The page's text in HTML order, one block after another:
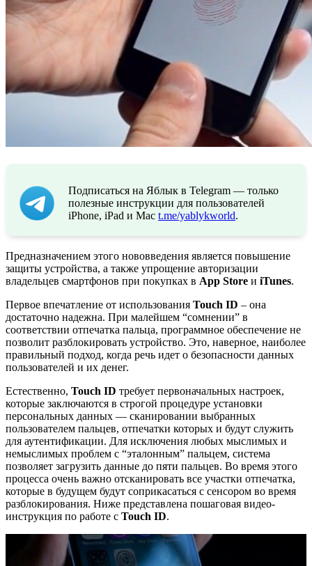
Подписаться на Яблык в Telegram — только
полезные инструкции для пользователей
iPhone, iPad и Mac t.me/yablykworld.
Предназначением этого нововведения является повышение
защиты устройства, а также упрощение авторизации
владельцев смартфонов при покупках в App Store и iTunes.
Первое впечатление от использования Touch ID – она
достаточно надежна. При малейшем “сомнении” в
соответствии отпечатка пальца, программное обеспечение не
позволит разблокировать устройство. Это, наверное, наиболее
правильный подход, когда речь идет о безопасности данных
пользователей и их денег.
Естественно, Touch ID требует первоначальных настроек,
которые заключаются в строгой процедуре установки
персональных данных — сканировании выбранных
пользователем пальцев, отпечатки которых и будут служить
для аутентификации. Для исключения любых мыслимых и
немыслимых проблем с “эталонным” пальцем, система
позволяет загрузить данные до пяти пальцев. Во время этого
процесса очень важно отсканировать все участки отпечатка,
которые в будущем будут соприкасаться с сенсором во время
разблокирования. Ниже представлена пошаговая видео-
инструкция по работе с Touch ID.